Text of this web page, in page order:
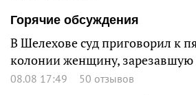
Горячие обсуждения
В Шелехове суд приговорил к
колонии женщину, зарезавшую
08.08 17:49 50 отзывов